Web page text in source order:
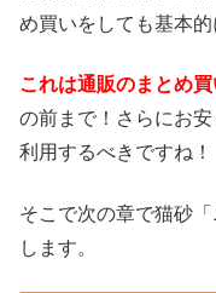
め買いをしても基本的
これは通販のまとめ
の前まで！さらにお
利用するべきですね！
そこで次の章で猫砂
します。